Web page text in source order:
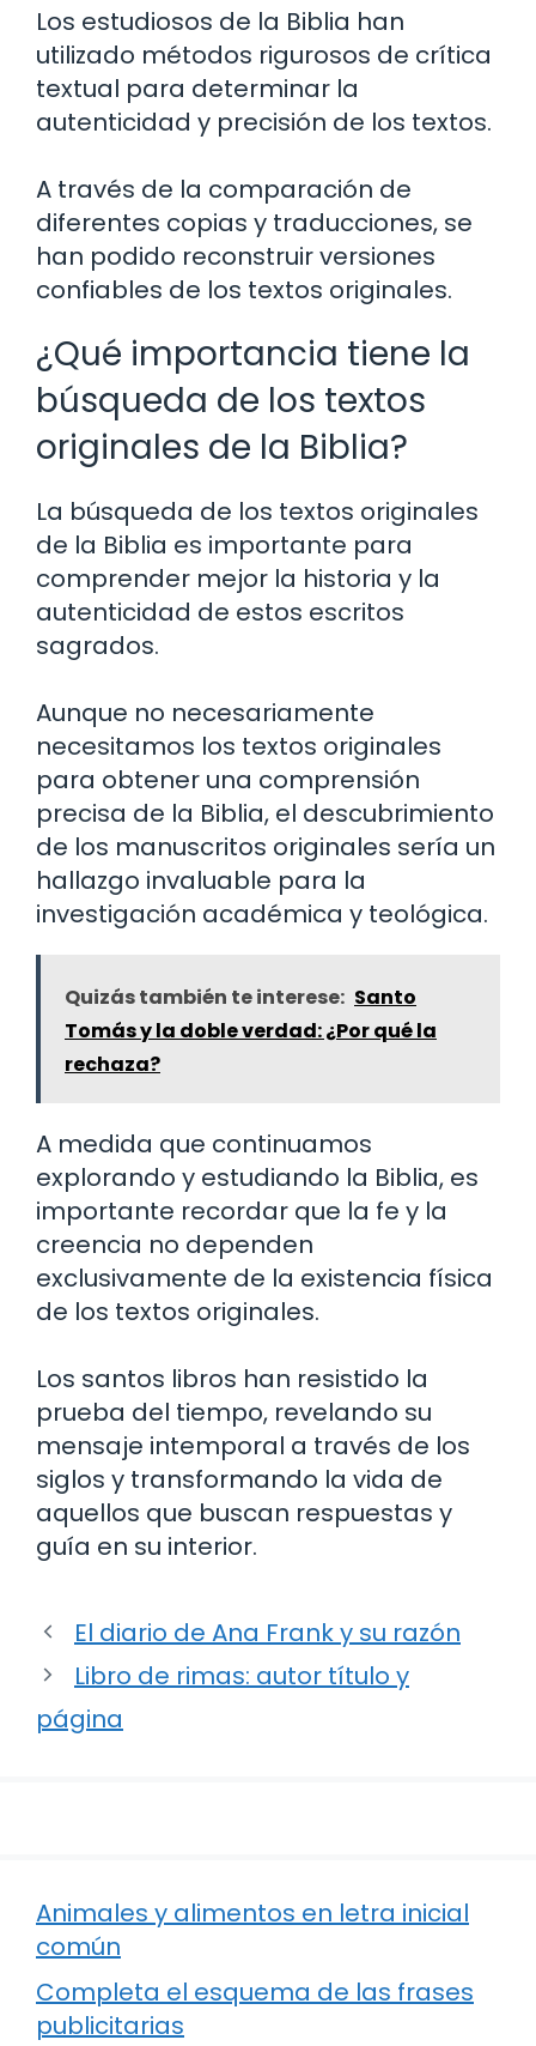
Los estudiosos de la Biblia han
utilizado métodos rigurosos de crítica
textual para determinar la
autenticidad y precisión de los textos.
A través de la comparación de
diferentes copias y traducciones, se
han podido reconstruir versiones
confiables de los textos originales.
¿Qué importancia tiene la
búsqueda de los textos
originales de la Biblia?
La búsqueda de los textos originales
de la Biblia es importante para
comprender mejor la historia y la
autenticidad de estos escritos
sagrados.
Aunque no necesariamente
necesitamos los textos originales
para obtener una comprensión
precisa de la Biblia, el descubrimiento
de los manuscritos originales sería un
hallazgo invaluable para la
investigación académica y teológica.
Quizás también te interese: Santo
Tomás y la doble verdad: ¿Por qué la
rechaza?
A medida que continuamos
explorando y estudiando la Biblia, es
importante recordar que la fe y la
creencia no dependen
exclusivamente de la existencia física
de los textos originales.
Los santos libros han resistido la
prueba del tiempo, revelando su
mensaje intemporal a través de los
siglos y transformando la vida de
aquellos que buscan respuestas y
guía en su interior.
El diario de Ana Frank y su razón
Libro de rimas: autor título y
página
Animales y alimentos en letra inicial
común
Completa el esquema de las frases
publicitarias